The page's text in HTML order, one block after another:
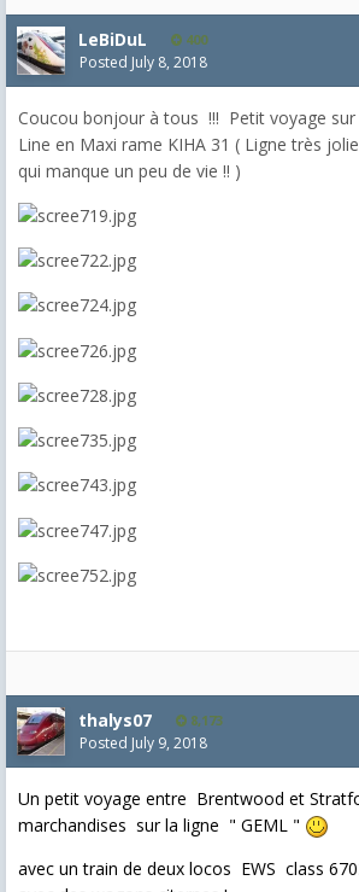
LeBiDuL 400
Posted July 8, 2018
Coucou bonjour à tous !!! Petit voyage sur
Line en Maxi rame KIHA 31 ( Ligne très
qui manque un peu de vie !! )
thalys07 8,173
Posted July 9, 2018
Un petit voyage entre Brentwood et
marchandises sur la ligne " GEML "
avec un train de deux locos EWS class